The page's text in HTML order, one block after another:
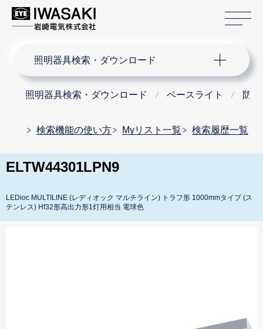
照明器具検索・ダウンロード
照明器具検索・ダウンロード ベースライト 防
検索機能の使い方 Myリスト一覧 検索履歴一覧
ELTW44301LPN9
LEDioc MULTILINE (レディオック マルチライン) トラフ形 1000mmタイプ (ス
テンレス) Hf32形高出力形1灯用相当 電球色